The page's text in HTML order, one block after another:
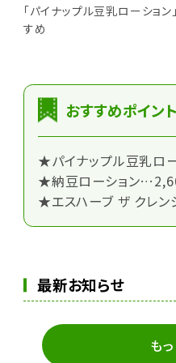
「パイナップル豆乳ローショ
すめ
おすすめポイン
★パイナップル豆乳ロ
★納豆ローション
★エスハーブ ザ クレン
最新お知らせ
も